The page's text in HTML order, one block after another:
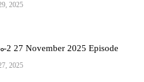
2025
27 November 2025 Episode
2025